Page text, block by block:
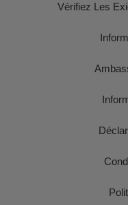
Vérifiez Les